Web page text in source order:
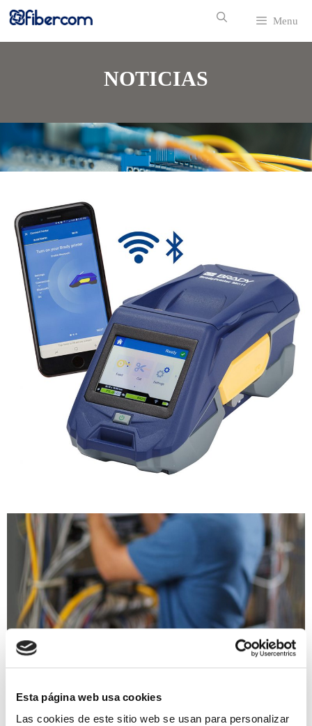
Esta página web usa cookies
Las cookies de este sitio web se usan para personalizar
Menu
NOTICIAS